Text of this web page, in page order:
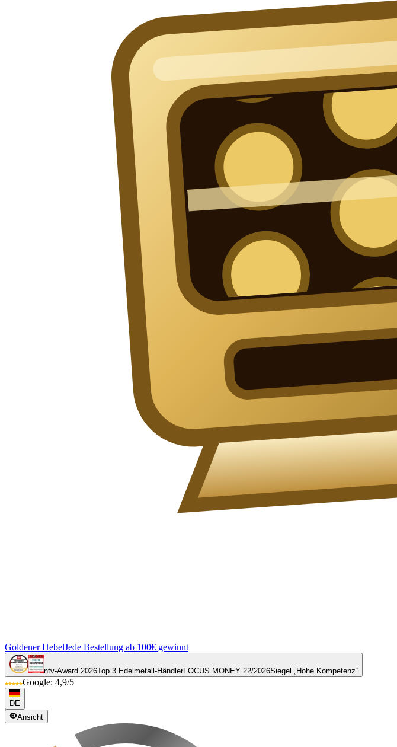
Goldener HebelJede Bestellung ab 100€ gewinnt
ntv-Award 2026Top 3 Edelmetall-HändlerFOCUS MONEY 22/2026Siegel „Hohe Kompetenz“
Google: 4,9/5
DE
Ansicht